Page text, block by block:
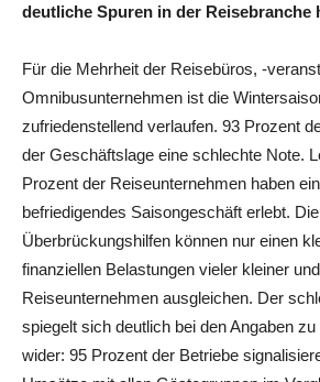
deutliche Spuren in der Reisebranche
Für die Mehrheit der Reisebüros, -
Omnibusunternehmen ist die
zufriedenstellend verlaufen. 93 Prozent
der Geschäftslage eine schlechte Note.
Prozent der Reiseunternehmen haben
befriedigendes Saisongeschäft erlebt. Die
Überbrückungshilfen können nur einen
finanziellen Belastungen vieler kleiner
Reiseunternehmen ausgleichen. Der
spiegelt sich deutlich bei den Angaben
wider: 95 Prozent der Betriebe